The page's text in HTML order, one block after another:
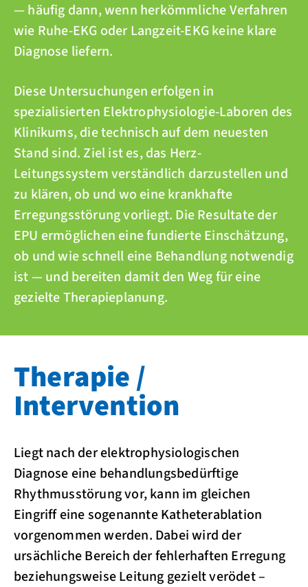
— häufig dann, wenn herkömmliche Verfahren
wie Ruhe-EKG oder Langzeit-EKG keine klare
Diagnose liefern.
Diese Untersuchungen erfolgen in
spezialisierten Elektrophysiologie-Laboren des
Klinikums, die technisch auf dem neuesten
Stand sind. Ziel ist es, das Herz-
Leitungssystem verständlich darzustellen und
zu klären, ob und wo eine krankhafte
Erregungsstörung vorliegt. Die Resultate der
EPU ermöglichen eine fundierte Einschätzung,
ob und wie schnell eine Behandlung notwendig
ist — und bereiten damit den Weg für eine
gezielte Therapieplanung.
Therapie /
Intervention
Liegt nach der elektrophysiologischen
Diagnose eine behandlungsbedürftige
Rhythmusstörung vor, kann im gleichen
Eingriff eine sogenannte Katheterablation
vorgenommen werden. Dabei wird der
ursächliche Bereich der fehlerhaften Erregung
beziehungsweise Leitung gezielt verödet –